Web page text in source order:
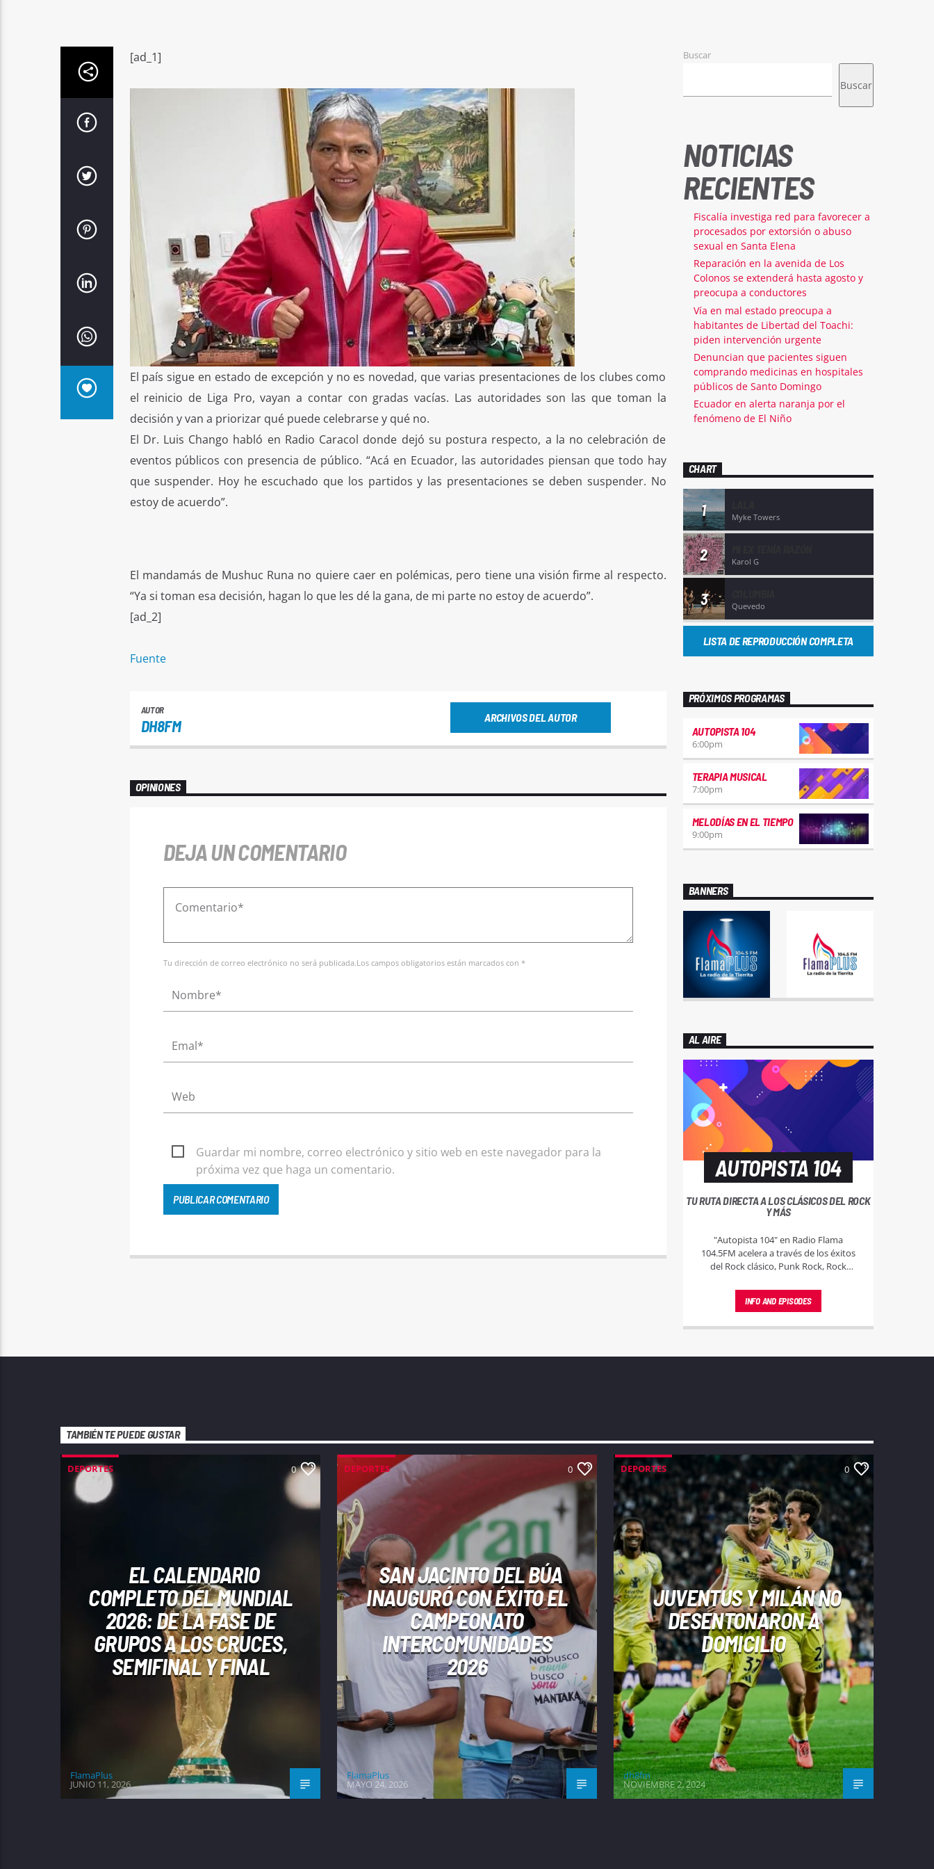
[ad_1]
El país sigue en estado de excepción y no es novedad, que varias presentaciones de los clubes como
el reinicio de Liga Pro, vayan a contar con gradas vacías. Las autoridades son las que toman la
decisión y van a priorizar qué puede celebrarse y qué no.
El Dr. Luis Chango habló en Radio Caracol donde dejó su postura respecto, a la no celebración de
eventos públicos con presencia de público. “Acá en Ecuador, las autoridades piensan que todo hay
que suspender. Hoy he escuchado que los partidos y las presentaciones se deben suspender. No
estoy de acuerdo”.
El mandamás de Mushuc Runa no quiere caer en polémicas, pero tiene una visión firme al respecto.
“Ya si toman esa decisión, hagan lo que les dé la gana, de mi parte no estoy de acuerdo”.
[ad_2]
Fuente
AUTOR
DH8FM ARCHIVOS DEL AUTOR
OPINIONES
DEJA UN COMENTARIO
Tu dirección de correo electrónico no será publicada.Los campos obligatorios están marcados con *
Guardar mi nombre, correo electrónico y sitio web en este navegador para la
próxima vez que haga un comentario.
Buscar
Buscar
NOTICIAS
RECIENTES
Fiscalía investiga red para favorecer a
procesados por extorsión o abuso
sexual en Santa Elena
Reparación en la avenida de Los
Colonos se extenderá hasta agosto y
preocupa a conductores
Vía en mal estado preocupa a
habitantes de Libertad del Toachi:
piden intervención urgente
Denuncian que pacientes siguen
comprando medicinas en hospitales
públicos de Santo Domingo
Ecuador en alerta naranja por el
fenómeno de El Niño
CHART
1 Myke Towers
2 Karol G
3 Quevedo
LISTA DE REPRODUCCIÓN COMPLETA
PRÓXIMOS PROGRAMAS
AUTOPISTA 104
6:00pm
TERAPIA MUSICAL
7:00pm
MELODÍAS EN EL TIEMPO
9:00pm
BANNERS
AL AIRE
AUTOPISTA 104
TU RUTA DIRECTA A LOS CLÁSICOS DEL ROCK
Y MÁS
"Autopista 104" en Radio Flama
104.5FM acelera a través de los éxitos
del Rock clásico, Punk Rock, Rock
musical sin límites para los amantes del
buen sonido.
INFO AND EPISODES
TAMBIÉN TE PUEDE GUSTAR
DEPORTES 0
EL CALENDARIO
COMPLETO DEL MUNDIAL
2026: DE LA FASE DE
GRUPOS A LOS CRUCES,
SEMIFINAL Y FINAL
FlamaPlus
JUNIO 11, 2026
DEPORTES 0
SAN JACINTO DEL BÚA
INAUGURÓ CON ÉXITO EL
CAMPEONATO
INTERCOMUNIDADES
2026
FlamaPlus
MAYO 24, 2026
DEPORTES 0
JUVENTUS Y MILÁN NO
DESENTONARON A
DOMICILIO
dh8fm
NOVIEMBRE 2, 2024